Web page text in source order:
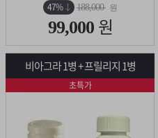
47% 188,000 원
99,000 원
비아그라 1병 + 프릴리지 1병
초특가